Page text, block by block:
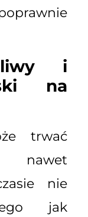
i
na
trwać
nawet
nie
jak